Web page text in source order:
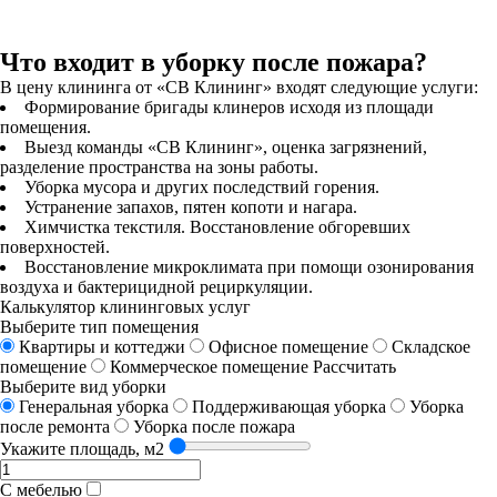
Что входит в уборку после пожара?
В цену клининга от «СВ Клининг» входят следующие услуги:
Формирование бригады клинеров исходя из площади
помещения.
Выезд команды «СВ Клининг», оценка загрязнений,
разделение пространства на зоны работы.
Уборка мусора и других последствий горения.
Устранение запахов, пятен копоти и нагара.
Химчистка текстиля. Восстановление обгоревших
поверхностей.
Восстановление микроклимата при помощи озонирования
воздуха и бактерицидной рециркуляции.
Калькулятор клининговых услуг
Выберите тип помещения
Квартиры и коттеджи
Офисное помещение
Складское
помещение
Коммерческое помещение Рассчитать
Выберите вид уборки
Генеральная уборка
Поддерживающая уборка
Уборка
после ремонта
Уборка после пожара
Укажите площадь, м2
С мебелью